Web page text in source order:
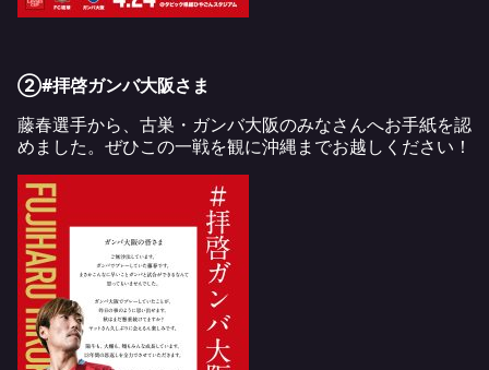
②#拝啓ガンバ大阪さま
藤春選手から、古巣・ガンバ大阪のみなさんへお手紙を認
めました。ぜひこの一戦を観に沖縄までお越しください！